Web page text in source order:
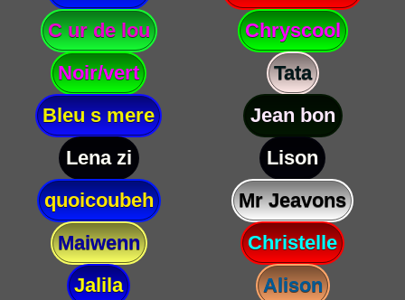
C ur de lou
Chryscool
Noir/vert
Tata
Bleu s mere
Jean bon
Lena zi
Lison
quoicoubeh
Mr Jeavons
Maiwenn
Christelle
Jalila
Alison